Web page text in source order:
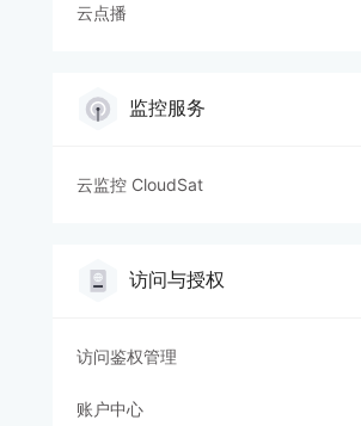
云点播
监控服务
云监控 CloudSat
访问与授权
访问鉴权管理
账户中心